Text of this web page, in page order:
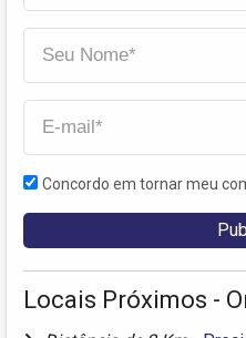
Concordo em tornar meu
Locais Próximos -